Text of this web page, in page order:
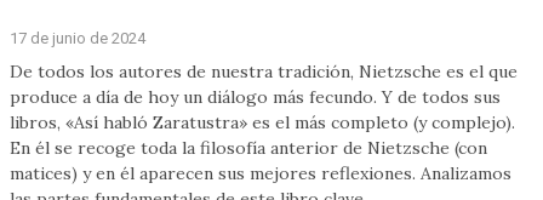
17 de junio de 2024
De todos los autores de nuestra tradición, Nietzsche es el que
produce a día de hoy un diálogo más fecundo. Y de todos sus
libros, «Así habló Zaratustra» es el más completo (y complejo).
En él se recoge toda la filosofía anterior de Nietzsche (con
matices) y en él aparecen sus mejores reflexiones. Analizamos